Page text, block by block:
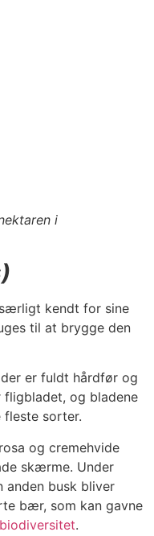
i
kendt for sine
til at brygge den
er fuldt hårdfør og
og bladene
fleste sorter.
og cremehvide
skærme. Under
busk bliver
bær, som kan gavne
biodiversitet.